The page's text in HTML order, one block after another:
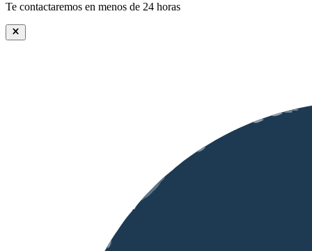
Te contactaremos en menos de 24 horas